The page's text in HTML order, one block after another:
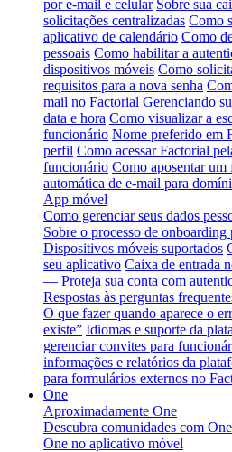
por e-mail e celular Sobre sua
solicitações centralizadas Como
aplicativo de calendário Como
pessoais Como habilitar a
dispositivos móveis Como
requisitos para a nova senha
mail no Factorial Gerenciando
data e hora Como visualizar a
funcionário Nome preferido em
perfil Como acessar Factorial
funcionário Como aposentar
automática de e-mail para
App móvel
Como gerenciar seus dados
Sobre o processo de
Dispositivos móveis suportados
seu aplicativo Caixa de entrada
— Proteja sua conta com
Respostas às perguntas
O que fazer quando aparece o
existe” Idiomas e suporte da
gerenciar convites para
informações e relatórios da
para formulários externos no
One
Aproximadamente One
Descubra comunidades com
One no aplicativo móvel